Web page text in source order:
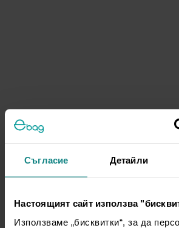
Съгласие Детайли
Настоящият сайт използва
Използваме „бисквитки“, за да